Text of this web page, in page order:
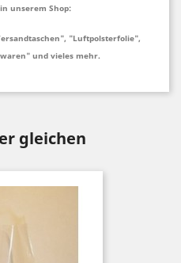
unserem Shop:
"Luftpolsterfolie",
und vieles mehr.
gleichen